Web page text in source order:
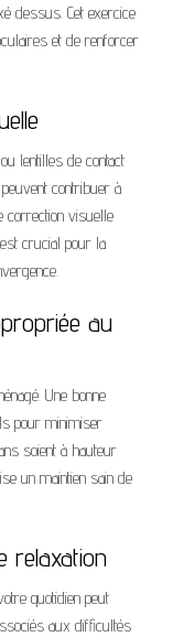
dessus. Cet exercice
et de renforcer
lentilles de contact
contribuer à
correction visuelle
crucial pour la
au
Une bonne
pour minimiser
soient à hauteur
un maintien sain de
relaxation
quotidien peut
aux difficultés